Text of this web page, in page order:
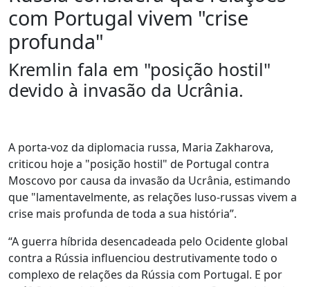
com Portugal vivem "crise
profunda"
Kremlin fala em "posição hostil"
devido à invasão da Ucrânia.
A porta-voz da diplomacia russa, Maria Zakharova,
criticou hoje a "posição hostil" de Portugal contra
Moscovo por causa da invasão da Ucrânia, estimando
que "lamentavelmente, as relações luso-russas vivem a
crise mais profunda de toda a sua história”.
“A guerra híbrida desencadeada pelo Ocidente global
contra a Rússia influenciou destrutivamente todo o
complexo de relações da Rússia com Portugal. E por